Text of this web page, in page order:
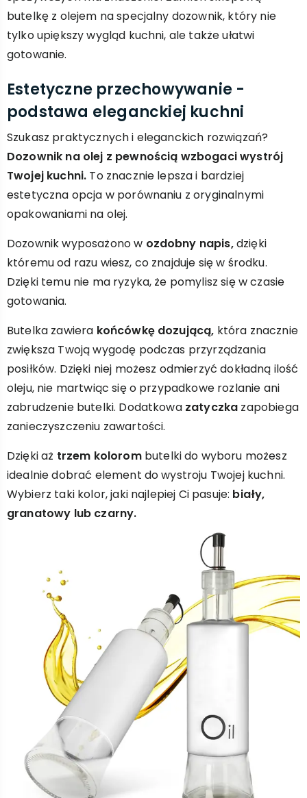
butelkę z olejem na specjalny dozownik, który nie
tylko upiększy wygląd kuchni, ale także ułatwi
gotowanie.
Estetyczne przechowywanie -
podstawa eleganckiej kuchni
Szukasz praktycznych i eleganckich rozwiązań?
Dozownik na olej z pewnością wzbogaci wystrój
Twojej kuchni. To znacznie lepsza i bardziej
estetyczna opcja w porównaniu z oryginalnymi
opakowaniami na olej.
Dozownik wyposażono w ozdobny napis,dzięki
któremu od razu wiesz, co znajduje się w środku.
Dzięki temu nie ma ryzyka, że pomylisz się w czasie
gotowania.
Butelka zawiera końcówkę dozującą, która znacznie
zwiększa Twoją wygodę podczas przyrządzania
posiłków. Dzięki niej możesz odmierzyć dokładną ilość
oleju, nie martwiąc się o przypadkowe rozlanie ani
zabrudzenie butelki. Dodatkowa zatyczka zapobiega
zanieczyszczeniu zawartości.
Dzięki aż trzem kolorombutelki do wyboru możesz
idealnie dobrać element do wystroju Twojej kuchni.
Wybierz taki kolor, jaki najlepiej Ci pasuje: biały,
granatowy lub czarny.